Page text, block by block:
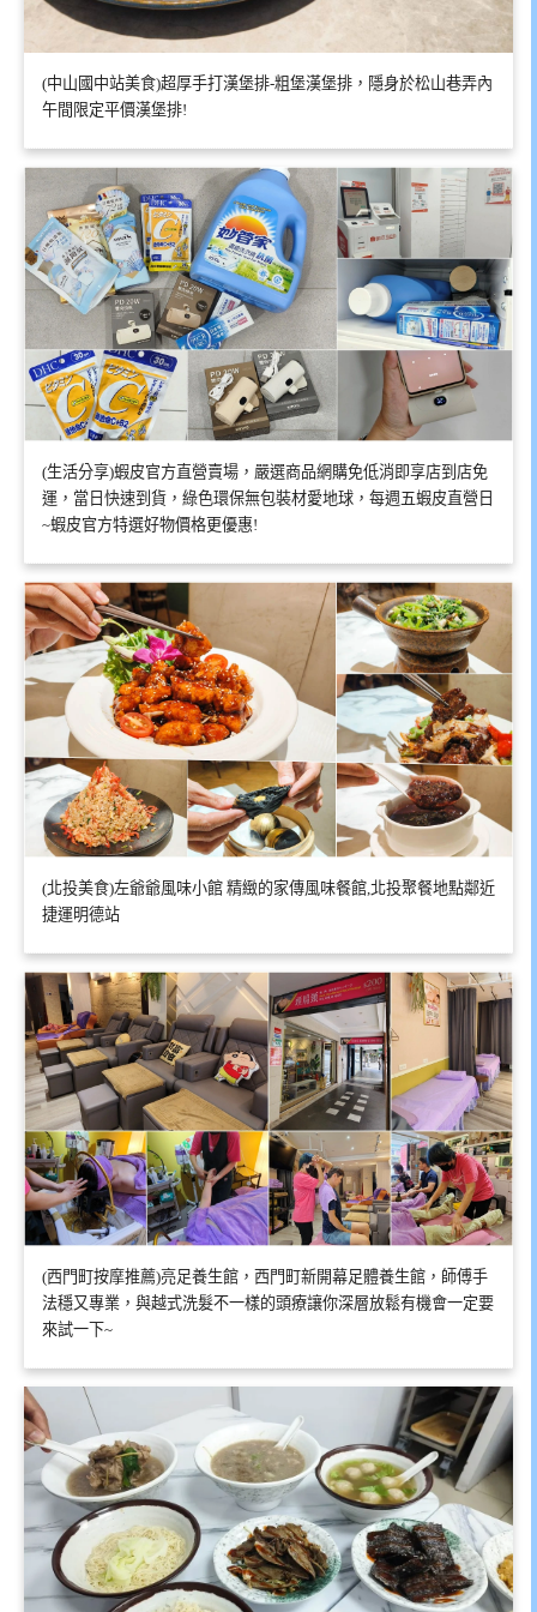
(中山國中站美食)超厚手打漢堡排-粗堡漢堡排，隱身於松山巷弄內
午間限定平價漢堡排!
(生活分享)蝦皮官方直營賣場，嚴選商品網購免低消即享店到店免
運，當日快速到貨，綠色環保無包裝材愛地球，每週五蝦皮直營日
~蝦皮官方特選好物價格更優惠!
(北投美食)左爺爺風味小館 精緻的家傳風味餐館,北投聚餐地點鄰近
捷運明德站
(西門町按摩推薦)亮足養生館，西門町新開幕足體養生館，師傅手
法穩又專業，與越式洗髮不一樣的頭療讓你深層放鬆有機會一定要
來試一下~